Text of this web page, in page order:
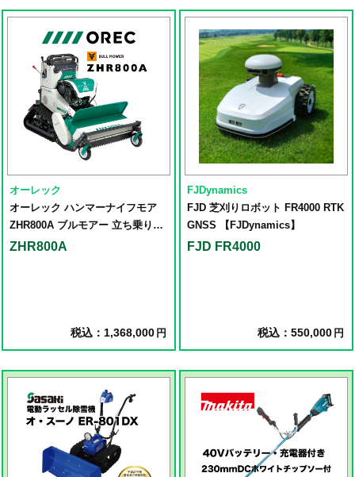
オーレック
オーレック ハンマーナイフモア
ZHR800A ブルモアー 立ち乗り草
刈機
ZHR800A
税込：1,368,000 円
FJDynamics
FJD 芝刈りロボット FR4000 RTK
GNSS 【FJDynamics】
FJD FR4000
税込：550,000 円